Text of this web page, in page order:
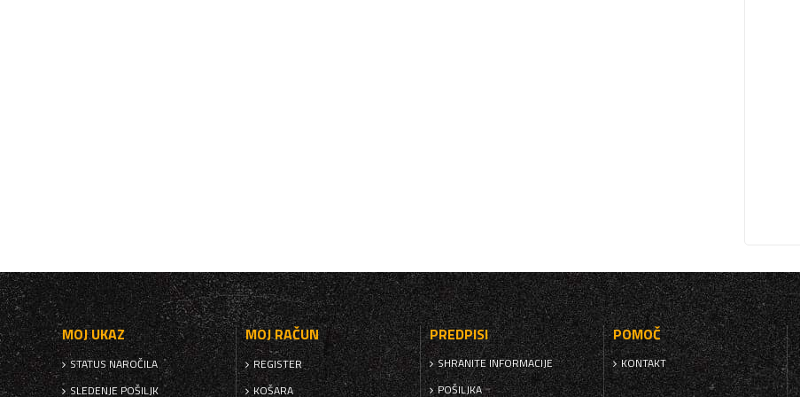
MOJ UKAZ
STATUS NAROČILA
SLEDENJE POŠILJK
MOJ RAČUN
REGISTER
KOŠARA
PREDPISI
SHRANITE INFORMACIJE
POŠILJKA
POMOČ
KONTAKT